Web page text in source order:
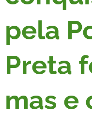
pela
Preta
mas e